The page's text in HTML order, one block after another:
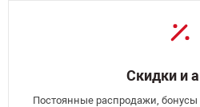
Скидки и
Постоянные распродажи,